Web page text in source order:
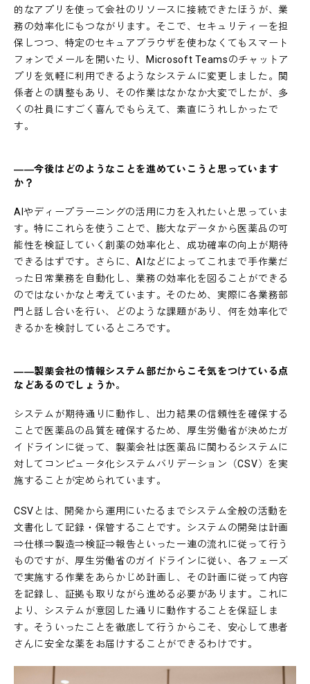
的なアプリを使って会社のリソースに接続できたほうが、業
務の効率化にもつながります。そこで、セキュリティーを担
保しつつ、特定のセキュアブラウザを使わなくてもスマート
フォンでメールを開いたり、Microsoft Teamsのチャットア
プリを気軽に利用できるようなシステムに変更しました。関
係者との調整もあり、その作業はなかなか大変でしたが、多
くの社員にすごく喜んでもらえて、素直にうれしかったで
す。
――今後はどのようなことを進めていこうと思っています
か？
AIやディープラーニングの活用に力を入れたいと思っていま
す。特にこれらを使うことで、膨大なデータから医薬品の可
能性を検証していく創薬の効率化と、成功確率の向上が期待
できるはずです。さらに、AIなどによってこれまで手作業だ
った日常業務を自動化し、業務の効率化を図ることができる
のではないかなと考えています。そのため、実際に各業務部
門と話し合いを行い、どのような課題があり、何を効率化で
きるかを検討しているところです。
――製薬会社の情報システム部だからこそ気をつけている点
などあるのでしょうか。
システムが期待通りに動作し、出力結果の信頼性を確保する
ことで医薬品の品質を確保するため、厚生労働省が決めたガ
イドラインに従って、製薬会社は医薬品に関わるシステムに
対してコンピュータ化システムバリデーション（CSV）を実
施することが定められています。
CSVとは、開発から運用にいたるまでシステム全般の活動を
文書化して記録・保管することです。システムの開発は計画
⇒仕様⇒製造⇒検証⇒報告といった一連の流れに従って行う
ものですが、厚生労働省のガイドラインに従い、各フェーズ
で実施する作業をあらかじめ計画し、その計画に従って内容
を記録し、証拠も取りながら進める必要があります。これに
より、システムが意図した通りに動作することを保証しま
す。そういったことを徹底して行うからこそ、安心して患者
さんに安全な薬をお届けすることができるわけです。